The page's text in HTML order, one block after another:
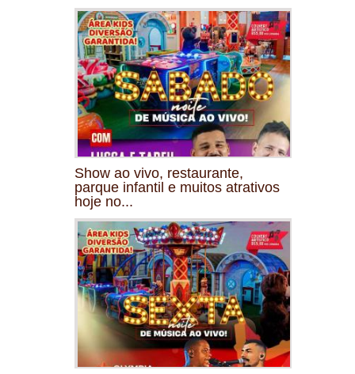
Show ao vivo, restaurante,
parque infantil e muitos atrativos
hoje no...